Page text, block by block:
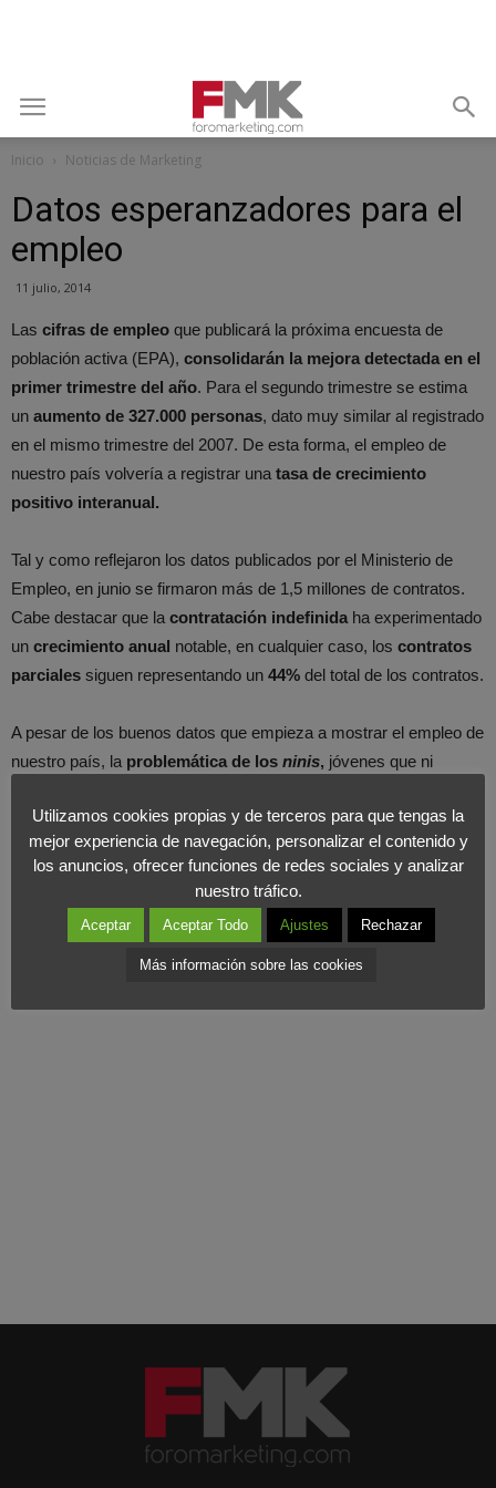
Inicio Noticias de Marketing
Datos esperanzadores para el
empleo
11 julio, 2014
Las cifras de empleo que publicará la próxima encuesta de
población activa (EPA), consolidarán la mejora detectada en el
primer trimestre del año. Para el segundo trimestre se estima
un aumento de 327.000 personas, dato muy similar al registrado
en el mismo trimestre del 2007. De esta forma, el empleo de
nuestro país volvería a registrar una tasa de crecimiento
positivo interanual.
Tal y como reflejaron los datos publicados por el Ministerio de
Empleo, en junio se firmaron más de 1,5 millones de contratos.
Cabe destacar que la contratación indefinida ha experimentado
un crecimiento anual notable, en cualquier caso, los contratos
parciales siguen representando un 44% del total de los contratos.
A pesar de los buenos datos que empieza a mostrar el empleo de
nuestro país, la problemática de los ninis, jóvenes que ni
los analistas calculan queuno de cada seis jóvenes se
encuentra en esta situación,mientras que antes de la crisis
apenas suponían uno de cada diez. Esta situación alimenta el
desánimo generalizado y las expectativas negativasque
existen en este colectivo de nuestra sociedad.
Utilizamos cookies propias y de terceros para que tengas la
mejor experiencia de navegación, personalizar el contenido y
los anuncios, ofrecer funciones de redes sociales y analizar
nuestro tráfico.
Aceptar Aceptar Todo Ajustes Rechazar
Más información sobre las cookies